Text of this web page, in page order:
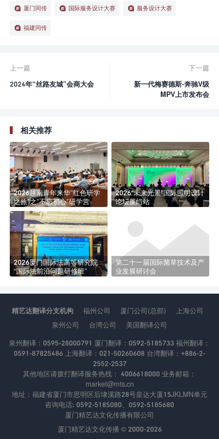
厦门同传 国际服务设计大赛 服务设计大赛
福建同传
上一篇
2024年“丝路友城”会商大会
下一篇
新一代梅赛德斯-奔驰V级
MPV上市发布会
相关推荐
2026越南青年来华”红色研学
之旅”之”不忘初心”研学营
2026“未来光景”国际照明设计
论坛厦门站
2026厦门国际法高等研究院
“国际法前沿问题研修班”
第二十一届国际菌草技术及产
业发展研讨会
精艺达翻译分支机构 福州公司 厦门公司(总部)
上海公司
泉州公司
台湾公司 美国翻译公司
泉州翻译：0595-28000791 厦门翻译：0592-5185733 福州翻译：
0591-87825486 上海翻译：021-50260608 台湾翻译：+886-2-
2552-2537
其他地区请拨打翻译服务热线： 4006618000 业务邮箱：
market@mts.cn
地址：福建省厦门市思明区后埭溪路28号皇达大厦15JKLMN单元
咨询电话: 0592-5185080、0592-5185680
厦门精艺达文化传播有限公司
厦门精艺达文化传播 © 2000-2026